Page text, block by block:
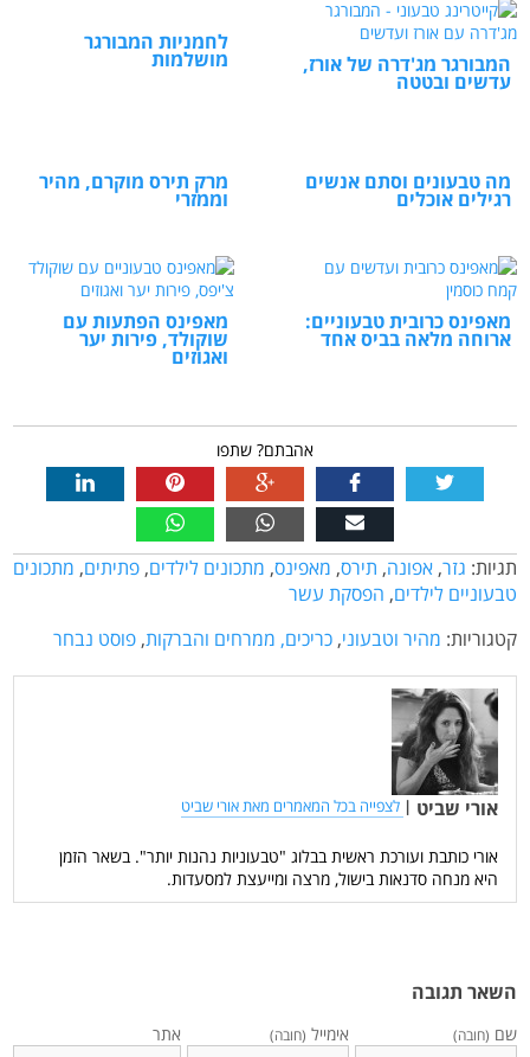
המבורגר מג'דרה של אורז,
עדשים ובטטה
לחמניות המבורגר
מושלמות
מה טבעונים וסתם אנשים
רגילים אוכלים
מרק תירס מוקרם, מהיר
וממזרי
מאפינס כרובית טבעוניים:
ארוחה מלאה בביס אחד
מאפינס הפתעות עם
שוקולד, פירות יער
ואגוזים
אהבתם? שתפו
תגיות: גזר, אפונה, תירס, מאפינס, מתכונים לילדים, פתיתים, מתכונים
טבעוניים לילדים, הפסקת עשר
קטגוריות: מהיר וטבעוני, כריכים, ממרחים והברקות, פוסט נבחר
אורי שביט | לצפייה בכל המאמרים מאת אורי שביט
אורי כותבת ועורכת ראשית בבלוג "טבעוניות נהנות יותר". בשאר הזמן
היא מנחה סדנאות בישול, מרצה ומייעצת למסעדות.
השאר תגובה
שם (חובה) אימייל (חובה) אתר